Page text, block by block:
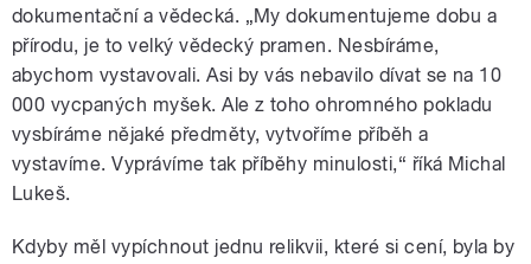
dokumentační a vědecká. „My dokumentujeme dobu a
přírodu, je to velký vědecký pramen. Nesbíráme,
abychom vystavovali. Asi by vás nebavilo dívat se na 10
000 vycpaných myšek. Ale z toho ohromného pokladu
vysbíráme nějaké předměty, vytvoříme příběh a
vystavíme. Vyprávíme tak příběhy minulosti,“ říká Michal
Lukeš.
Kdyby měl vypíchnout jednu relikvii, které si cení, byla by